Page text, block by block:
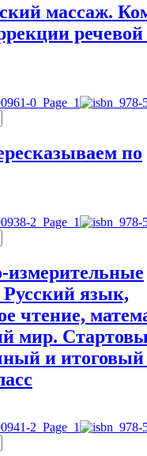
массаж.
по
измерительные
язык,
чтение,
мир.
и итоговый